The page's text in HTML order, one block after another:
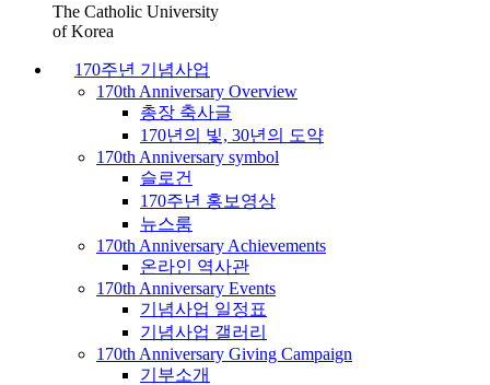
The Catholic University
of Korea
170주년 기념사업
170th Anniversary Overview
총장 축사글
170년의 빛, 30년의 도약
170th Anniversary symbol
슬로건
170주년 홍보영상
뉴스룸
170th Anniversary Achievements
온라인 역사관
170th Anniversary Events
기념사업 일정표
기념사업 갤러리
170th Anniversary Giving Campaign
기부소개